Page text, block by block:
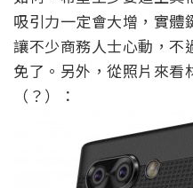
吸引力一定會大增，實體
讓不少商務人士心動，不
免了。另外，從照片來看
（？）：